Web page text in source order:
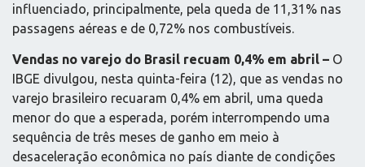
influenciado, principalmente, pela queda de 11,31% nas
passagens aéreas e de 0,72% nos combustíveis.
Vendas no varejo do Brasil recuam 0,4% em abril – O
IBGE divulgou, nesta quinta-feira (12), que as vendas no
varejo brasileiro recuaram 0,4% em abril, uma queda
menor do que a esperada, porém interrompendo uma
sequência de três meses de ganho em meio à
desaceleração econômica no país diante de condições